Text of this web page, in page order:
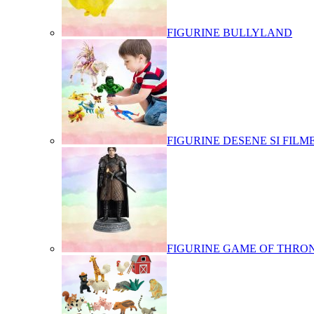
FIGURINE BULLYLAND
FIGURINE DESENE SI
FIGURINE GAME OF